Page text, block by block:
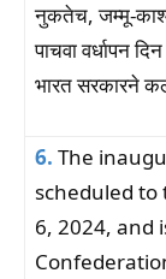
नुकतेच, जम्मू-
पाचवा वर्धापन
भारत सरकारने
6. The
scheduled to
6, 2024, and